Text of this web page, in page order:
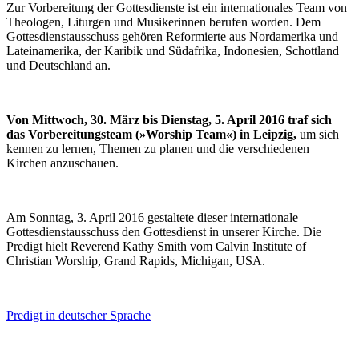
Zur Vorbereitung der Gottesdienste ist ein internationales Team von
Theologen, Liturgen und Musikerinnen berufen worden. Dem
Gottesdienstausschuss gehören Reformierte aus Nordamerika und
Lateinamerika, der Karibik und Südafrika, Indonesien, Schottland
und Deutschland an.
Von Mittwoch, 30. März bis Dienstag, 5. April 2016 traf sich
das Vorbereitungsteam (»Worship Team«) in Leipzig, um sich
kennen zu lernen, Themen zu planen und die verschiedenen
Kirchen anzuschauen.
Am Sonntag, 3. April 2016 gestaltete dieser internationale
Gottesdienstausschuss den Gottesdienst in unserer Kirche. Die
Predigt hielt Reverend Kathy Smith vom Calvin Institute of
Christian Worship, Grand Rapids, Michigan, USA.
Predigt in deutscher Sprache